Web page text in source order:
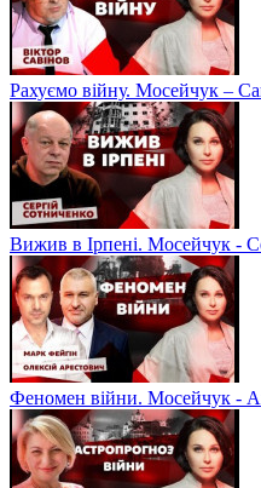
Рахуємо війну. Мосейчук –
Вижив в Ірпені. Мосейчук -
Феномен війни. Мосейчук -